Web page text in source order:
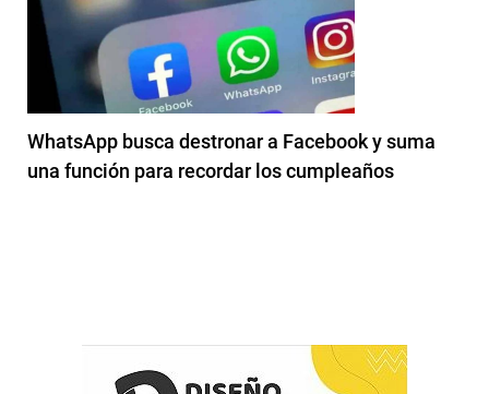
WhatsApp busca destronar a Facebook y suma
una función para recordar los cumpleaños